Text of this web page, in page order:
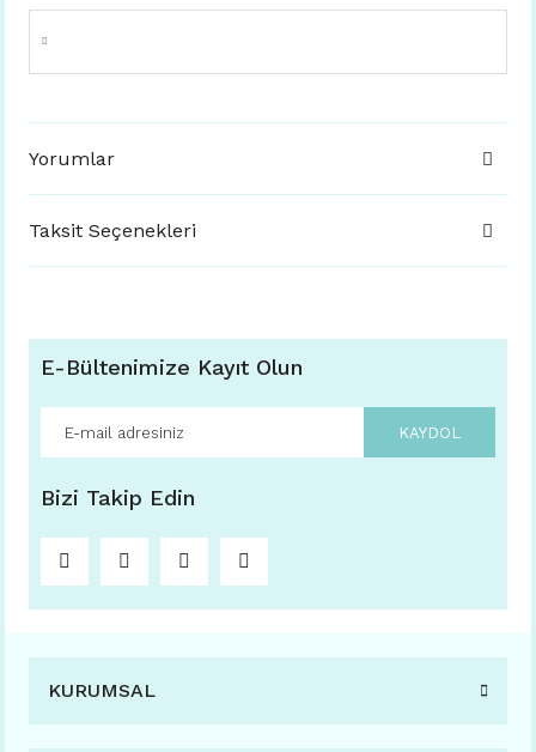
Yorumlar
Taksit Seçenekleri
E-Bültenimize Kayıt Olun
KAYDOL
Bizi Takip Edin
KURUMSAL